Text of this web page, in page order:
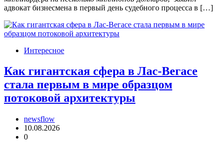
адвокат бизнесмена в первый день судебного процесса в […]
Интересное
Как гигантская сфера в Лас-Вегасе
стала первым в мире образцом
потоковой архитектуры
newsflow
10.08.2026
0